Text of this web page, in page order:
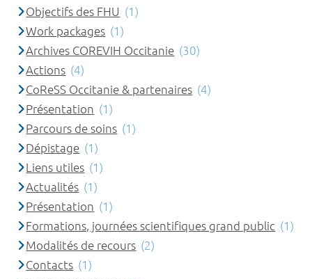
Objectifs des FHU (1)
Work packages (1)
Archives COREVIH Occitanie (30)
Actions (4)
CoReSS Occitanie & partenaires (4)
Présentation (1)
Parcours de soins (1)
Dépistage (1)
Liens utiles (1)
Actualités (1)
Présentation (1)
Formations, journées scientifiques grand public (1)
Modalités de recours (2)
Contacts (1)